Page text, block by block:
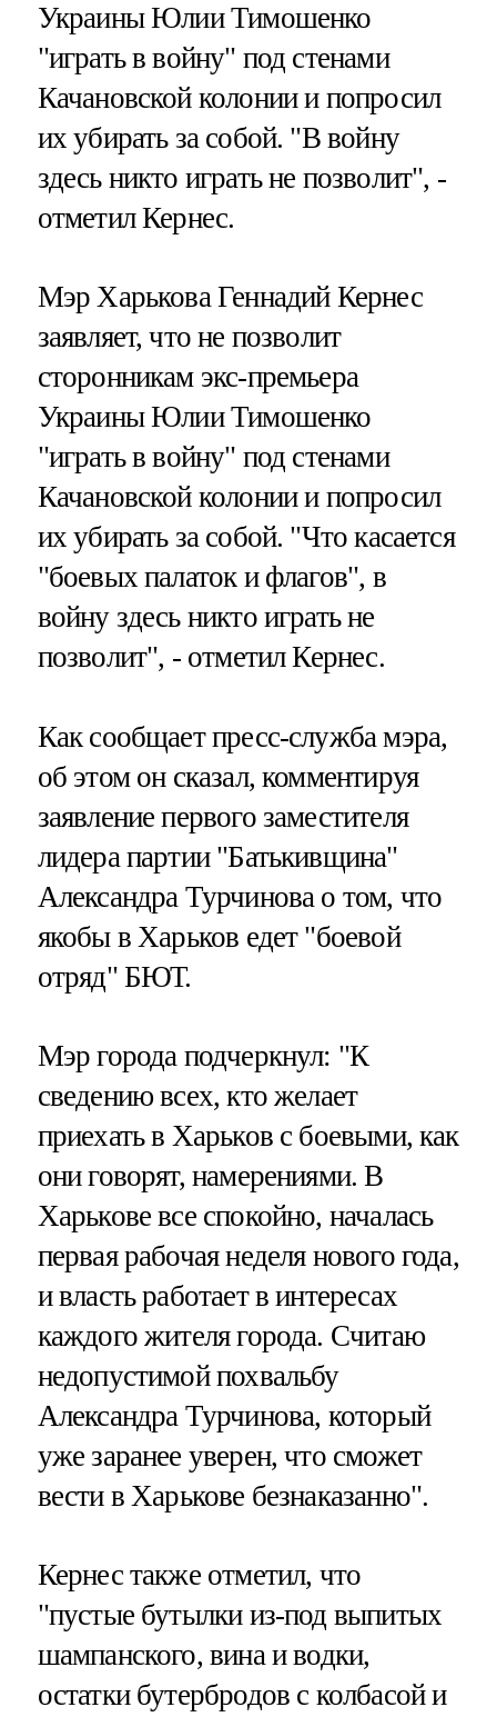
Украины Юлии Тимошенко
"играть в войну" под стенами
Качановской колонии и попросил
их убирать за собой. "В войну
здесь никто играть не позволит", -
отметил Кернес.
Мэр Харькова Геннадий Кернес
заявляет, что не позволит
сторонникам экс-премьера
Украины Юлии Тимошенко
"играть в войну" под стенами
Качановской колонии и попросил
их убирать за собой. "Что касается
"боевых палаток и флагов", в
войну здесь никто играть не
позволит", - отметил Кернес.
Как сообщает пресс-служба мэра,
об этом он сказал, комментируя
заявление первого заместителя
лидера партии "Батькивщина"
Александра Турчинова о том, что
якобы в Харьков едет "боевой
отряд" БЮТ.
Мэр города подчеркнул: "К
сведению всех, кто желает
приехать в Харьков с боевыми, как
они говорят, намерениями. В
Харькове все спокойно, началась
первая рабочая неделя нового года,
и власть работает в интересах
каждого жителя города. Считаю
недопустимой похвальбу
Александра Турчинова, который
уже заранее уверен, что сможет
вести в Харькове безнаказанно".
Кернес также отметил, что
"пустые бутылки из-под выпитых
шампанского, вина и водки,
остатки бутербродов с колбасой и